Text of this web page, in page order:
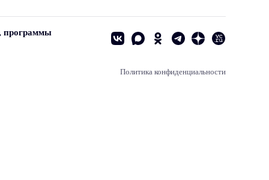
программы
Политика конфиденциальности